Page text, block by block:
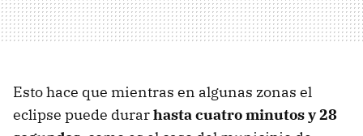
Esto hace que mientras en algunas zonas el
eclipse puede durarhasta cuatro minutos y 28